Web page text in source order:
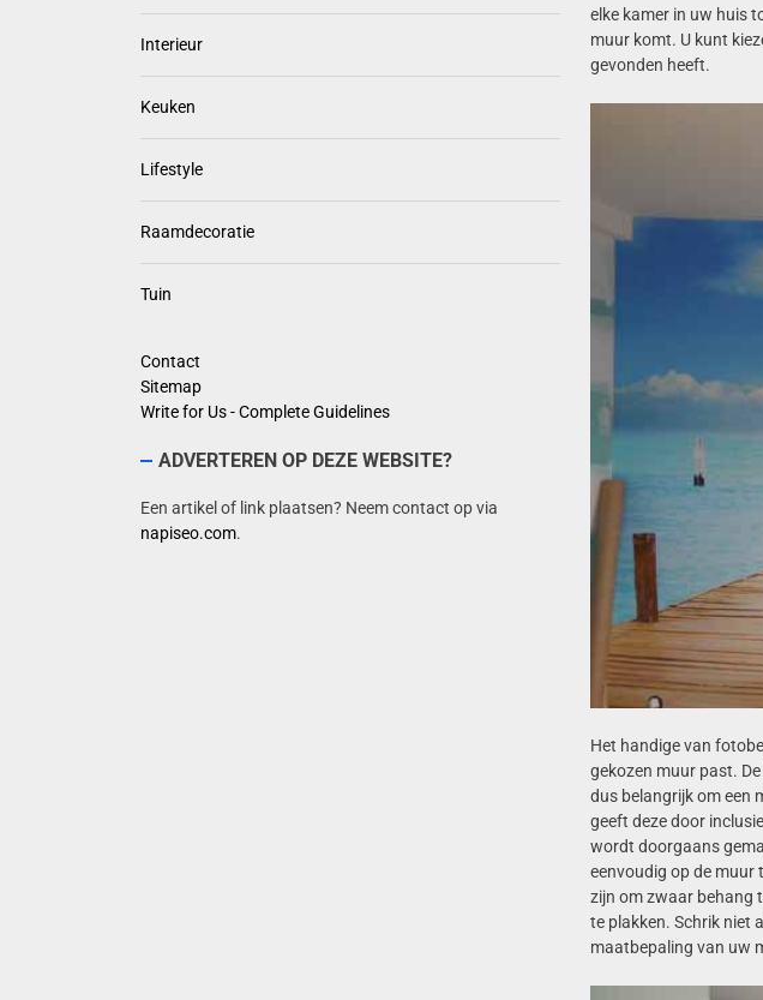
elke kamer in uw huis
muur komt. U kunt
gevonden heeft.
Het handige van
gekozen muur past.
dus belangrijk om een
geeft deze door
wordt doorgaans
eenvoudig op de muur
zijn om zwaar behang
te plakken. Schrik niet
maatbepaling van uw
Interieur
Keuken
Lifestyle
Raamdecoratie
Tuin
Contact
Sitemap
Write for Us - Complete Guidelines
ADVERTEREN OP DEZE WEBSITE?
Een artikel of link plaatsen? Neem contact op via
napiseo.com.